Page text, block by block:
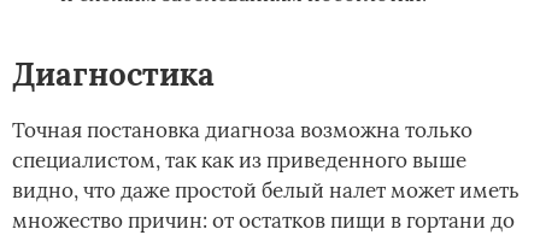
Диагностика
Точная постановка диагноза возможна только
специалистом, так как из приведенного выше
видно, что даже простой белый налет может иметь
множество причин: от остатков пищи в гортани до